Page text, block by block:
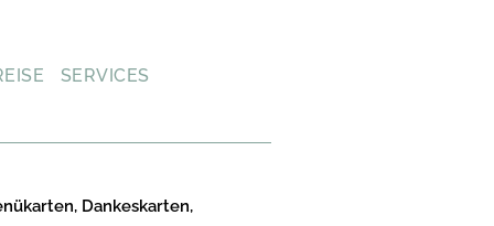
SERVICES
Dankeskarten,